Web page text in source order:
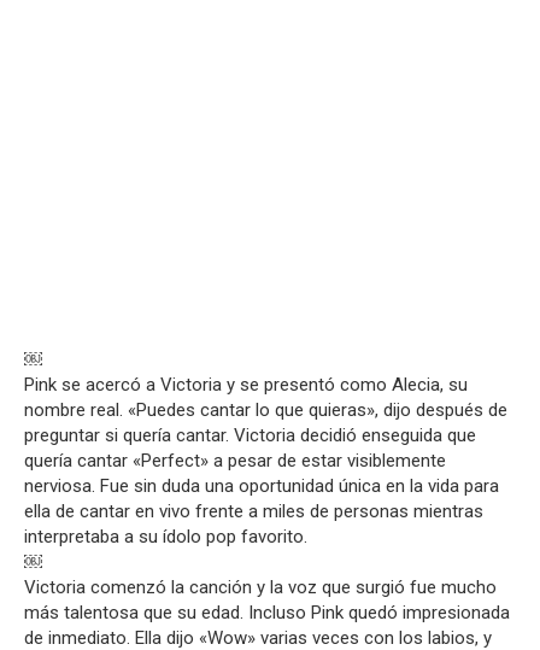
￼
Pink se acercó a Victoria y se presentó como Alecia, su
nombre real. «Puedes cantar lo que quieras», dijo después de
preguntar si quería cantar. Victoria decidió enseguida que
quería cantar «Perfect» a pesar de estar visiblemente
nerviosa. Fue sin duda una oportunidad única en la vida para
ella de cantar en vivo frente a miles de personas mientras
interpretaba a su ídolo pop favorito.
￼
Victoria comenzó la canción y la voz que surgió fue mucho
más talentosa que su edad. Incluso Pink quedó impresionada
de inmediato. Ella dijo «Wow» varias veces con los labios, y